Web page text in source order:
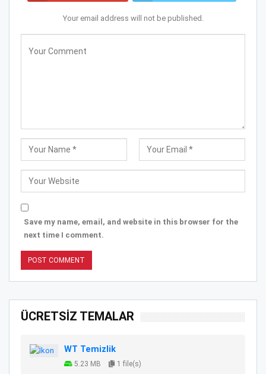
Your email address will not be published.
Save my name, email, and website in this browser for the
next time I comment.
ÜCRETSİZ TEMALAR
WT Temizlik
5.23 MB 1 file(s)